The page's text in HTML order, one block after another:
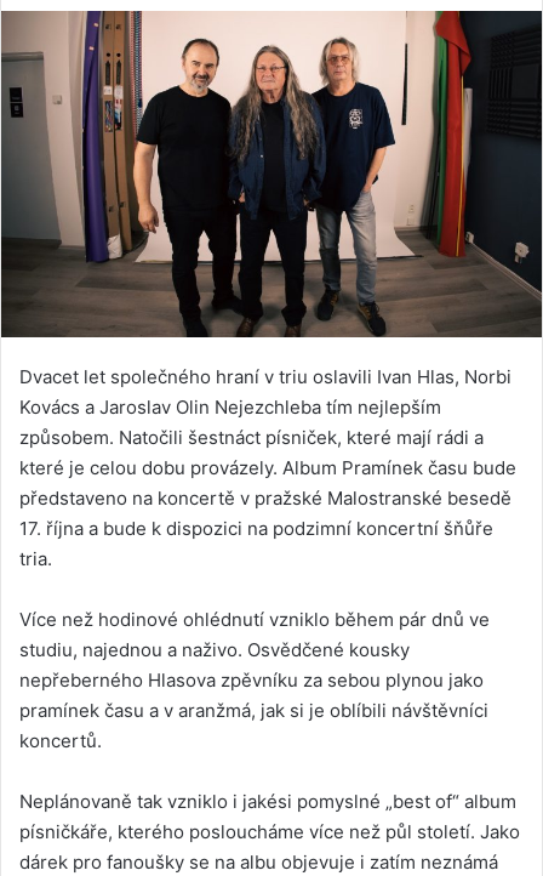
Dvacet let společného hraní v triu oslavili Ivan Hlas, Norbi
Kovács a Jaroslav Olin Nejezchleba tím nejlepším
způsobem. Natočili šestnáct písniček, které mají rádi a
které je celou dobu provázely. Album Pramínek času bude
představeno na koncertě v pražské Malostranské besedě
17. října a bude k dispozici na podzimní koncertní šňůře
tria.
Více než hodinové ohlédnutí vzniklo během pár dnů ve
studiu, najednou a naživo. Osvědčené kousky
nepřeberného Hlasova zpěvníku za sebou plynou jako
pramínek času a v aranžmá, jak si je oblíbili návštěvníci
koncertů.
Neplánovaně tak vzniklo i jakési pomyslné „best of“ album
písničkáře, kterého posloucháme více než půl století. Jako
dárek pro fanoušky se na albu objevuje i zatím neznámá